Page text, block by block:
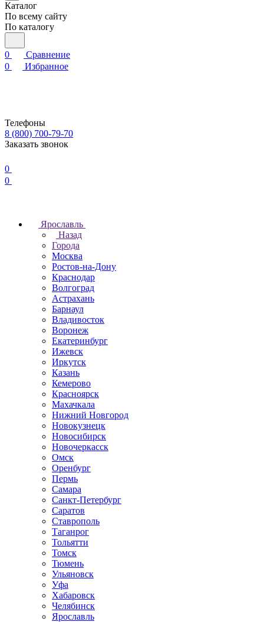
Каталог
По всему сайту
По каталогу
0
Сравнение
0
Избранное
Телефоны
8 (800) 700-79-70
Заказать звонок
0
0
Ярославль
Назад
Города
Москва
Ростов-на-Дону
Краснодар
Волгоград
Астрахань
Барнаул
Владивосток
Воронеж
Екатеринбург
Ижевск
Иркутск
Казань
Кемерово
Красноярск
Махачкала
Нижний Новгород
Новокузнецк
Новосибирск
Новочеркаcск
Омск
Оренбург
Пермь
Самара
Санкт-Петербург
Саратов
Ставрополь
Таганрог
Тольятти
Томск
Тюмень
Ульяновск
Уфа
Хабаровск
Челябинск
Ярославль